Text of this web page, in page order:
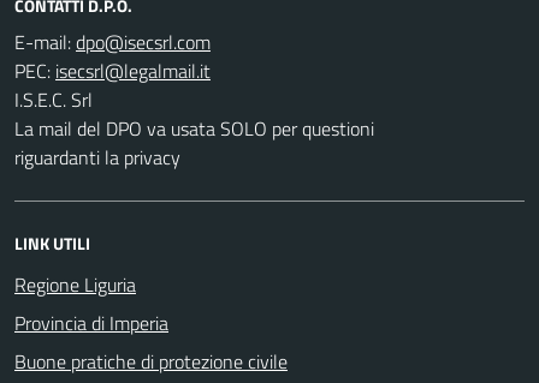
CONTATTI D.P.O.
E-mail:
PEC:
I.S.E.C. Srl
La mail del DPO va usata SOLO per questioni
riguardanti la privacy
LINK UTILI
Regione Liguria
Provincia di Imperia
Buone pratiche di protezione civile